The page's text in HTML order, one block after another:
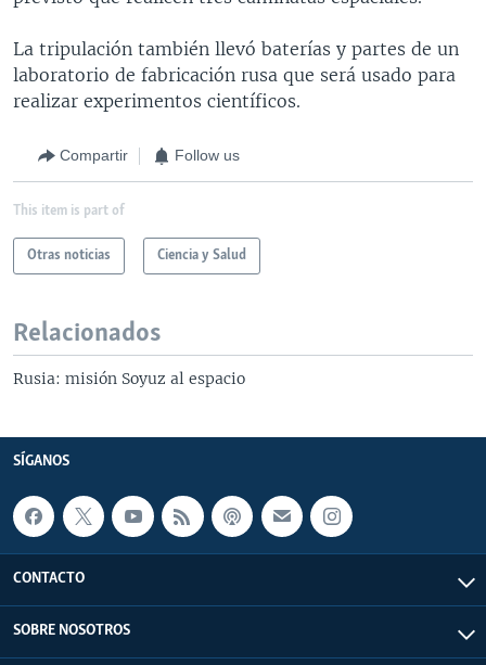
La tripulación también llevó baterías y partes de un
laboratorio de fabricación rusa que será usado para
realizar experimentos científicos.
Compartir Follow us
This item is part of
Otras noticias Ciencia y Salud
Relacionados
Rusia: misión Soyuz al espacio
SÍGANOS
CONTACTO
SOBRE NOSOTROS